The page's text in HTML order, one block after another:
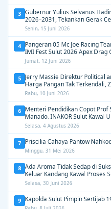
3 Gubernur Yulius Selvanus
2026–2031, Tekankan Gerak
Senin, 15 Juni 2026
4 Pangeran 05 Mc Joe Racing
IMI Fest Sulut 2026 Apex Drag
Jumat, 12 Juni 2026
5 Jerry Massie Direktur Political
Harga Pangan Tak Terkendali,
Dipertahankan”
Rabu, 10 Juni 2026
6 Menteri Pendidikan Copot
Manado. INAKOR Sulut Kawal
Aroma Busuk di Suksesi Rektor
Selasa, 4 Agustus 2026
7 Priscilia Cahaya Pantow
Minggu, 31 Mei 2026
8 Ada Aroma Tidak Sedap di
Keluar Kandang Kawal Proses
Selasa, 30 Juni 2026
9 Kapolda Sulut Pimpin Sertijab